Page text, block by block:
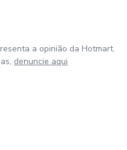
a opinião da Hotmart.
denuncie aqui